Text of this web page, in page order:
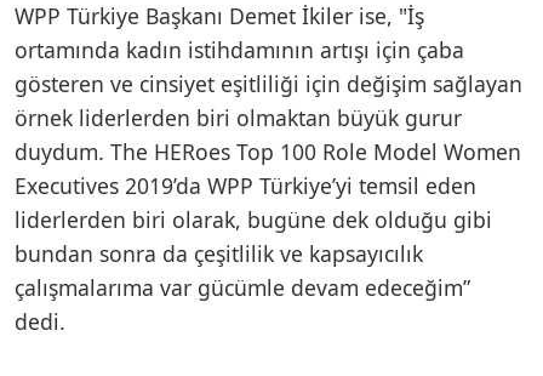
WPP Türkiye Başkanı Demet İkiler ise, "İş
ortamında kadın istihdamının artışı için çaba
gösteren ve cinsiyet eşitliliği için değişim sağlayan
örnek liderlerden biri olmaktan büyük gurur
duydum. The HERoes Top 100 Role Model Women
Executives 2019’da WPP Türkiye’yi temsil eden
liderlerden biri olarak, bugüne dek olduğu gibi
bundan sonra da çeşitlilik ve kapsayıcılık
çalışmalarıma var gücümle devam edeceğim”
dedi.